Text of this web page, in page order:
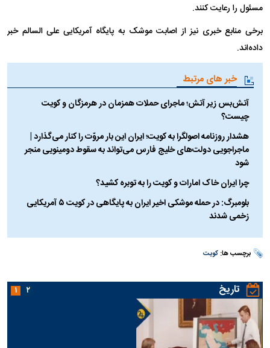
مسئول را رعایت کنند.
برخی منابع خبری نیز از اصابت موشک به پایگاه آمریکایی علی السالم خبر
داده‌اند.
خبر های مرتبط
آتش‌بس زیر آتش؛ ماجرای حملات همزمان در هرمزگان و کویت
چیست؟
هشدار روزنامه اصولگرا به کویت؛ ایران این بار مروّت را کنار می‌گذارد |
ماجراجویی دولت‌های خلیج فارس می‌تواند به سقوط دومینویی منجر
شود
چرا ایران خاک امارات و کویت را به توبره کشید؟
بلومبرگ: در حمله موشکی اخیر ایران به پایگاهی در کویت ۵ آمریکایی
زخمی شدند
برچسب ها:کویت
تاریخ ۱ ۲